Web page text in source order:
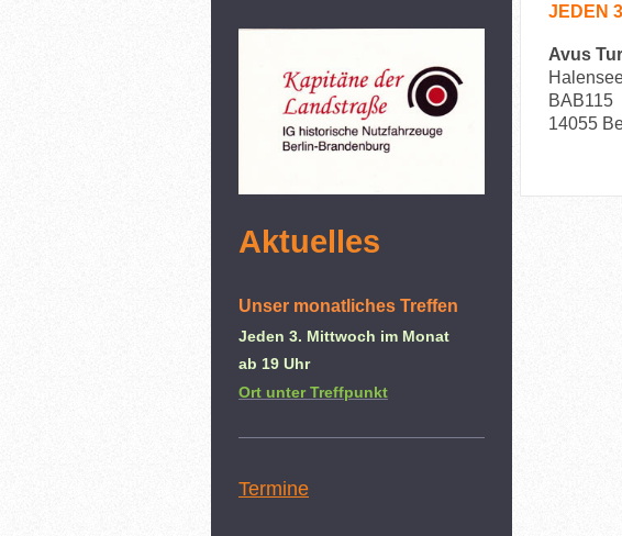
JEDEN
Avus
BAB115
14055
Aktuelles
Unser monatliches Treffen
Jeden 3. Mittwoch im Monat
ab 19 Uhr
Ort unter Treffpunkt
Termine